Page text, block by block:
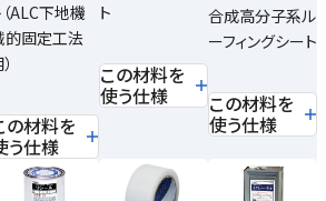
（ALC下地機
的固定工法
の材料を
う仕様
ト
この材料を
使う仕様
合成高分子系ル
ーフィングシート
この材料を
使う仕様